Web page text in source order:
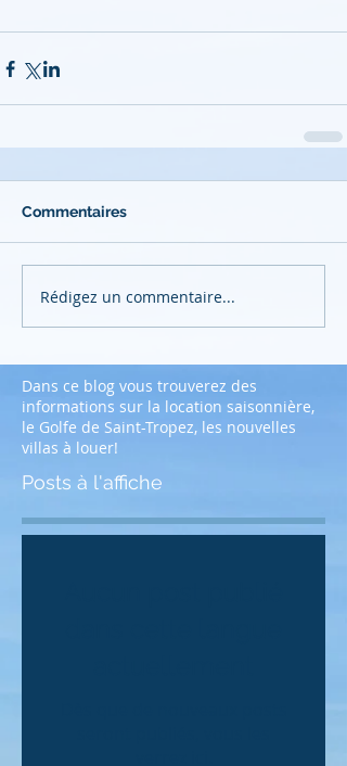
Commentaires
Rédigez un commentaire...
Dans ce blog vous trouverez des
informations sur la location saisonnière,
le Golfe de Saint-Tropez, les nouvelles
villas à louer!
Posts à l'affiche